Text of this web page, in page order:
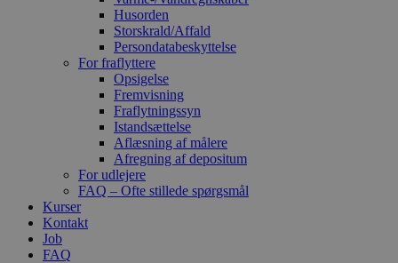
Husorden
Storskrald/Affald
Persondatabeskyttelse
For fraflyttere
Opsigelse
Fremvisning
Fraflytningssyn
Istandsættelse
Aflæsning af målere
Afregning af depositum
For udlejere
FAQ – Ofte stillede spørgsmål
Kurser
Kontakt
Job
FAQ